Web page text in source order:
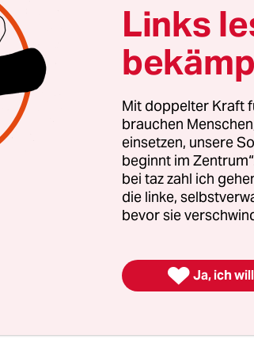
Neue Soziale
SPD-Politiker, der zuletzt
des Netzwerks.
Sonntag
setzte er sich Zeit seines
ein.“
Links
Mit doppelter Kraft
brauchen
einsetzen, unsere
beginnt im
bei taz zahl ich
die linke,
bevor sie
 Ja, ich will